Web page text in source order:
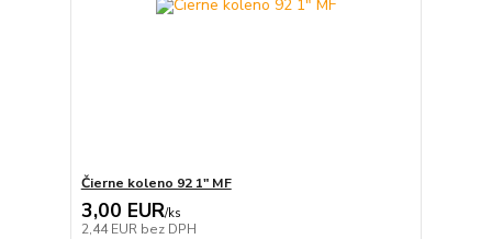
Čierne koleno 92 1" MF
3,00 EUR/ks
2,44 EUR bez DPH